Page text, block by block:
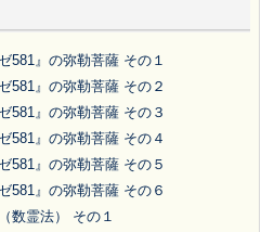
581』の弥勒菩薩 その１
581』の弥勒菩薩 その２
581』の弥勒菩薩 その３
581』の弥勒菩薩 その４
581』の弥勒菩薩 その５
581』の弥勒菩薩 その６
数霊法） その１